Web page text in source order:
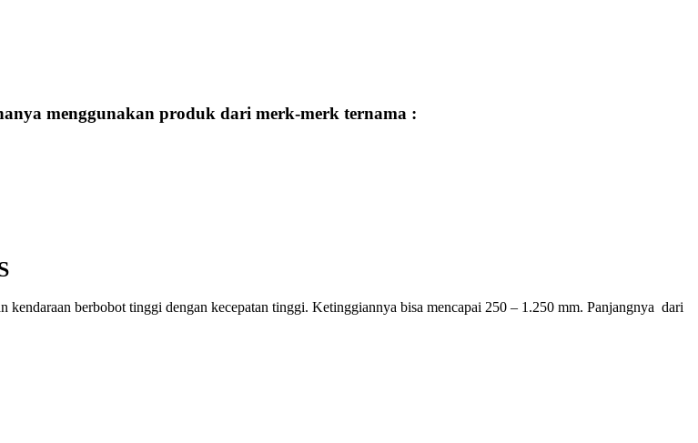
menggunakan produk dari merk-merk ternama :
berbobot tinggi dengan kecepatan tinggi. Ketinggiannya bisa mencapai 250 – 1.250 mm. Panjangnya dari